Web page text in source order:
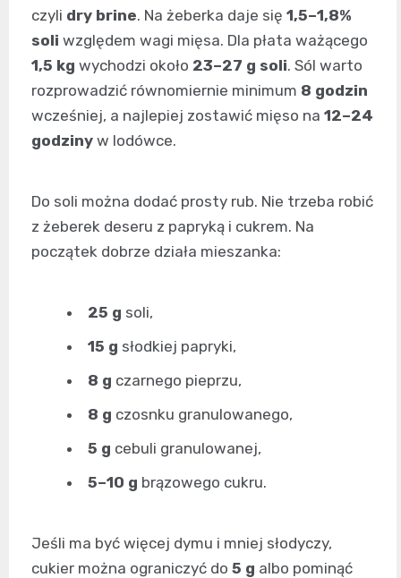
czyli dry brine. Na żeberka daje się 1,5–1,8%
soli względem wagi mięsa. Dla płata ważącego
1,5 kg wychodzi około 23–27 g soli. Sól warto
rozprowadzić równomiernie minimum 8 godzin
wcześniej, a najlepiej zostawić mięso na 12–24
godziny w lodówce.
Do soli można dodać prosty rub. Nie trzeba robić
z żeberek deseru z papryką i cukrem. Na
początek dobrze działa mieszanka:
25 g soli,
15 g słodkiej papryki,
8 g czarnego pieprzu,
8 g czosnku granulowanego,
5 g cebuli granulowanej,
5–10 g brązowego cukru.
Jeśli ma być więcej dymu i mniej słodyczy,
cukier można ograniczyć do 5 g albo pominąć